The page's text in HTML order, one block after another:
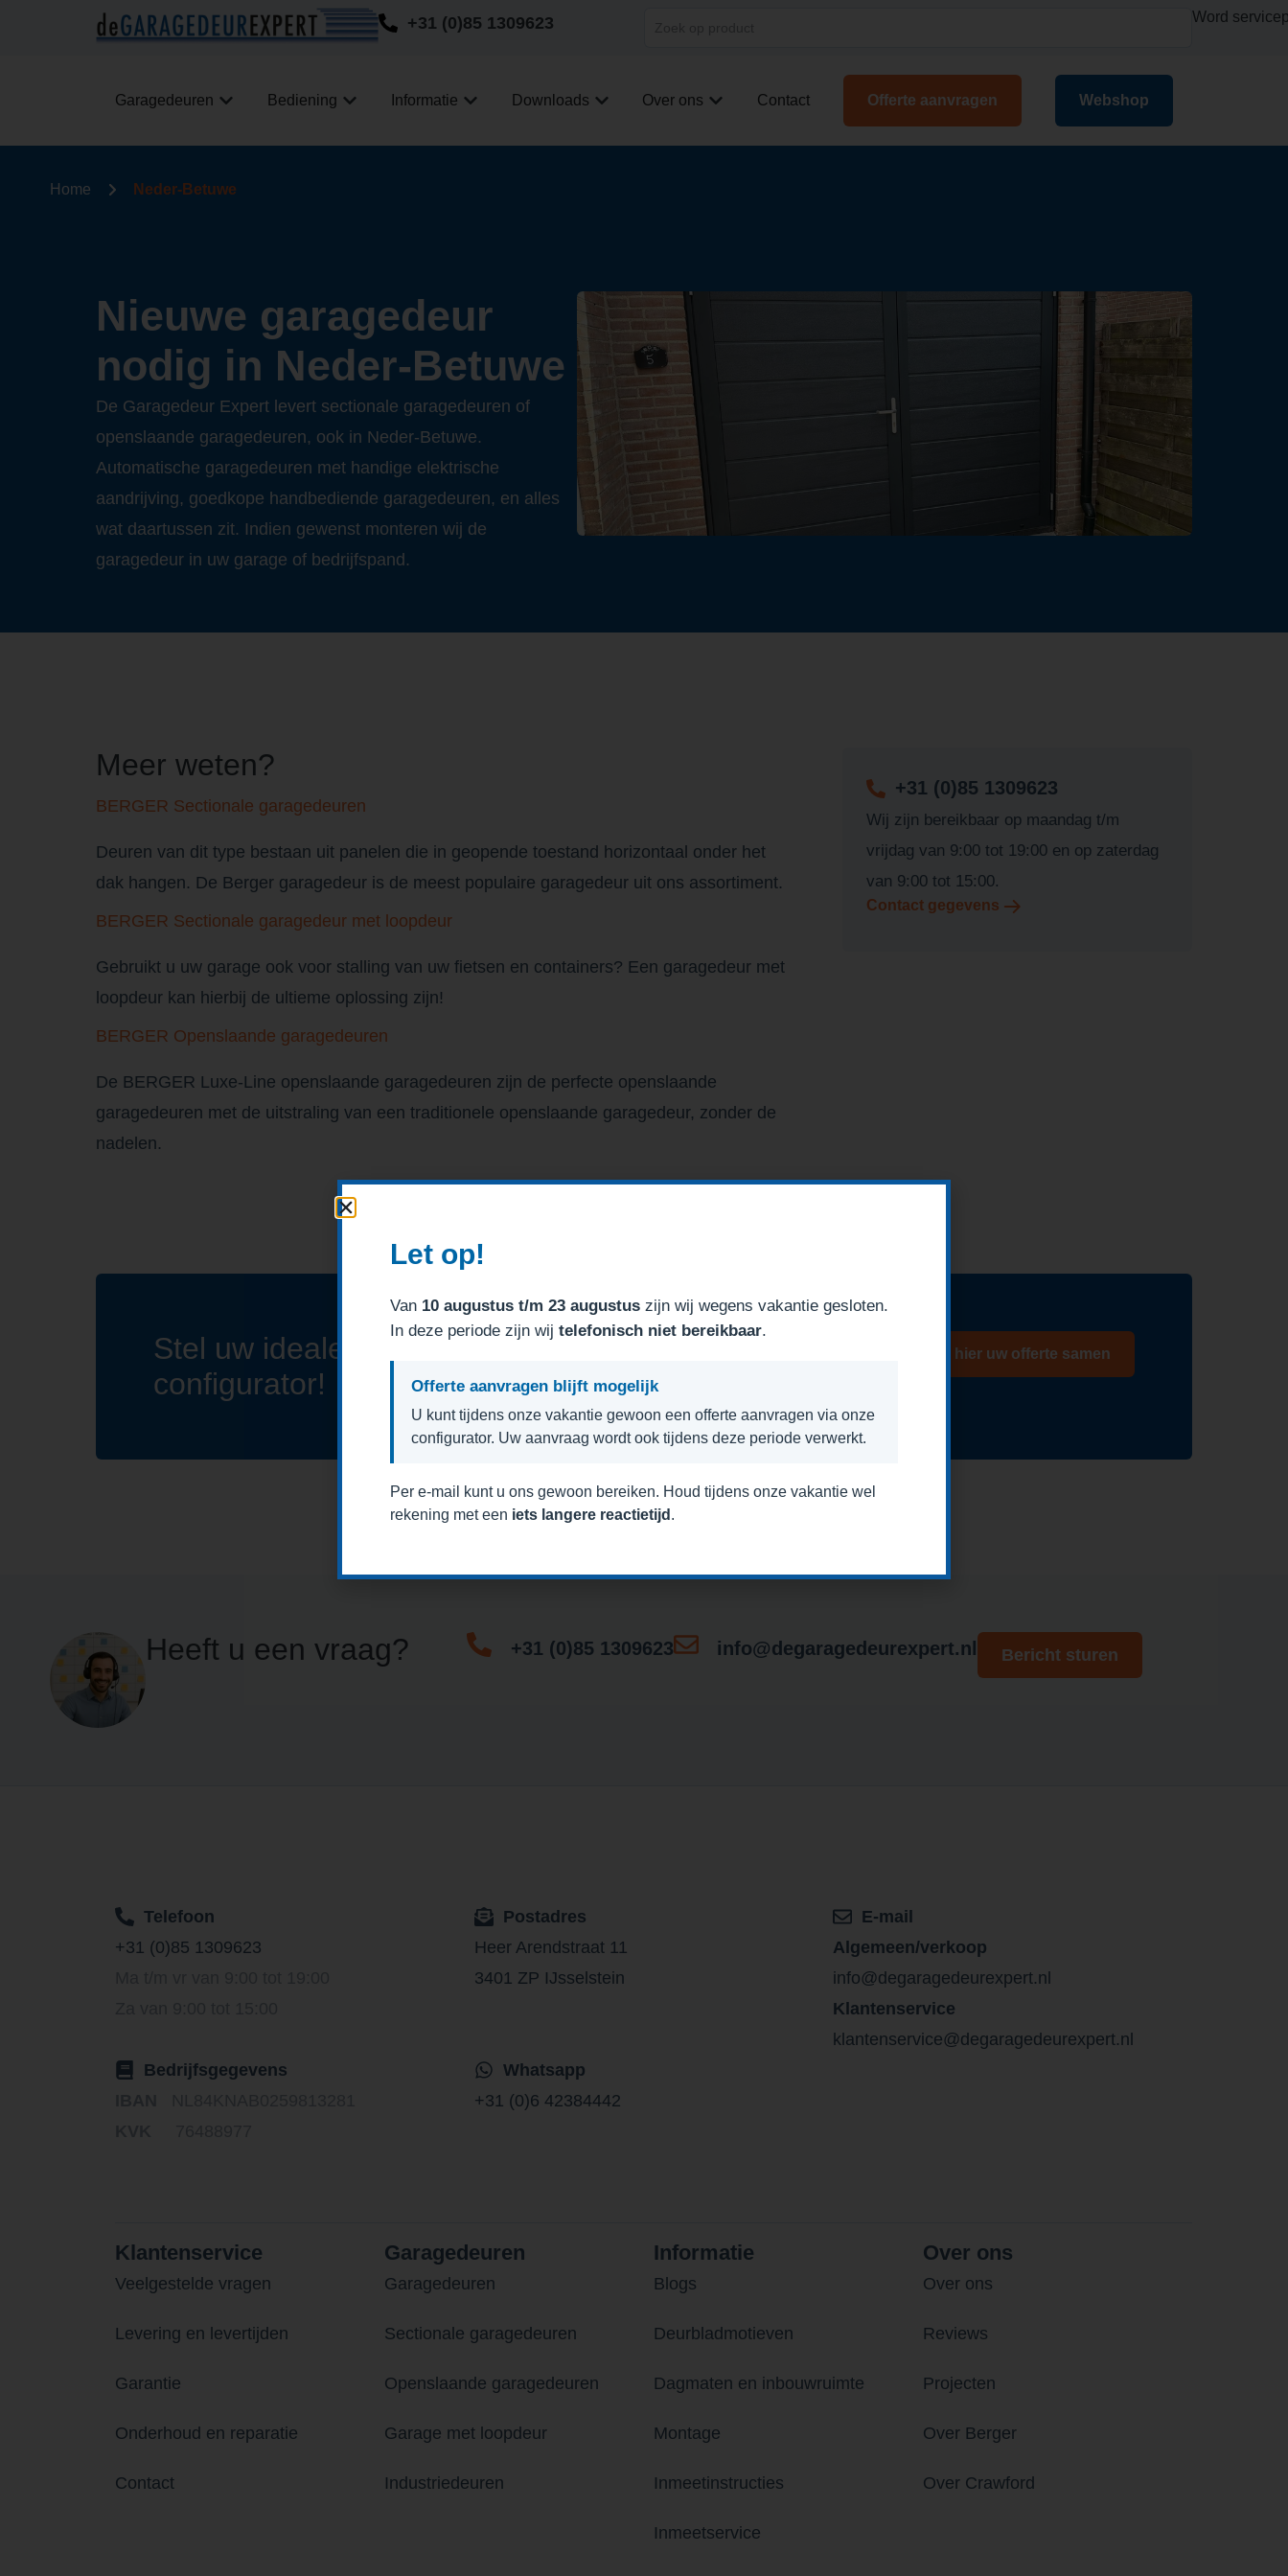
+31 (0)85 1309623 Word
Garagedeuren Bediening Informatie Downloads Over ons Contact Offerte aanvragen Webshop
Home Neder-Betuwe
Nieuwe garagedeur
nodig in Neder-Betuwe
De Garagedeur Expert levert sectionale garagedeuren of
openslaande garagedeuren, ook in Neder-Betuwe.
Automatische garagedeuren met handige elektrische
aandrijving, goedkope handbediende garagedeuren, en alles
wat daartussen zit. Indien gewenst monteren wij de
garagedeur in uw garage of bedrijfspand.
Meer weten?
BERGER Sectionale garagedeuren
Deuren van dit type bestaan uit panelen die in geopende toestand horizontaal onder het
dak hangen. De Berger garagedeur is de meest populaire garagedeur uit ons assortiment.
BERGER Sectionale garagedeur met loopdeur
Gebruikt u uw garage ook voor stalling van uw fietsen en containers? Een garagedeur met
loopdeur kan hierbij de ultieme oplossing zijn!
BERGER Openslaande garagedeuren
De BERGER Luxe-Line openslaande garagedeuren zijn de perfecte openslaande
garagedeuren met de uitstraling van een traditionele openslaande garagedeur, zonder de
nadelen.
+31 (0)85 1309623
Wij zijn bereikbaar op maandag t/m
vrijdag van 9:00 tot 19:00 en op zaterdag
van 9:00 tot 15:00.
Contact gegevens
Stel uw ideale garagedeur zelf samen met onze
configurator!
Stel hier uw offerte samen
Heeft u een vraag? +31 (0)85 1309623 info@degaragedeurexpert.nl Bericht sturen
Telefoon
+31 (0)85 1309623
Postadres
Heer Arendstraat 11
3401 ZP IJsselstein
E-mail
Algemeen/verkoop
info@degaragedeurexpert.nl
Klantenservice
klantenservice@degaragedeurexpert.nl
Bedrijfsgegevens
Whatsapp
+31 (0)6 42384442
Klantenservice
Veelgestelde vragen
Levering en levertijden
Garantie
Onderhoud en reparatie
Contact
Garagedeuren
Garagedeuren
Sectionale garagedeuren
Openslaande garagedeuren
Garage met loopdeur
Industriedeuren
Informatie
Blogs
Deurbladmotieven
Dagmaten en inbouwruimte
Montage
Inmeetinstructies
Inmeetservice
Over ons
Over ons
Reviews
Projecten
Over Berger
Over Crawford
Let op!
Van 10 augustus t/m 23 augustus zijn wij wegens vakantie gesloten.
In deze periode zijn wij telefonisch niet bereikbaar.
Offerte aanvragen blijft mogelijk
U kunt tijdens onze vakantie gewoon een offerte aanvragen via onze
configurator. Uw aanvraag wordt ook tijdens deze periode verwerkt.
Per e-mail kunt u ons gewoon bereiken. Houd tijdens onze vakantie wel
rekening met een iets langere reactietijd .